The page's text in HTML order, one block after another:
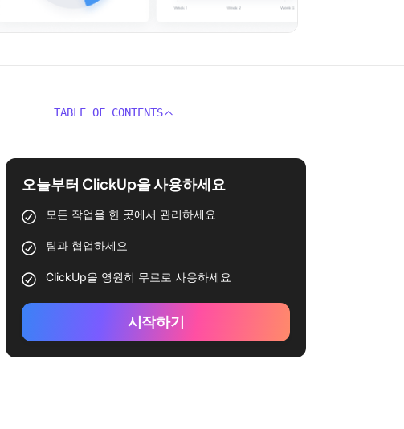
TABLE OF CONTENTS
오늘부터 ClickUp을 사용하세요
모든 작업을 한 곳에서 관리하세요
팀과 협업하세요
ClickUp을 영원히 무료로 사용하세요
시작하기